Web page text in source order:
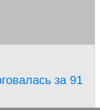
за 91